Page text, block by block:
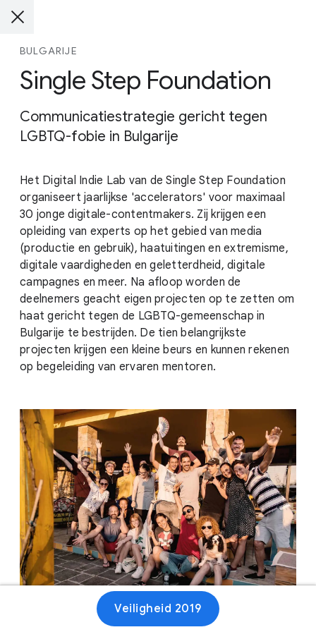
BULGARIJE
Single Step Foundation
Communicatiestrategie gericht tegen
LGBTQ-fobie in Bulgarije
Het Digital Indie Lab van de Single Step Foundation
organiseert jaarlijkse 'accelerators' voor maximaal
30 jonge digitale-contentmakers. Zij krijgen een
opleiding van experts op het gebied van media
(productie en gebruik), haatuitingen en extremisme,
digitale vaardigheden en geletterdheid, digitale
campagnes en meer. Na afloop worden de
deelnemers geacht eigen projecten op te zetten om
haat gericht tegen de LGBTQ-gemeenschap in
Bulgarije te bestrijden. De tien belangrijkste
projecten krijgen een kleine beurs en kunnen rekenen
op begeleiding van ervaren mentoren.
Veiligheid 2019